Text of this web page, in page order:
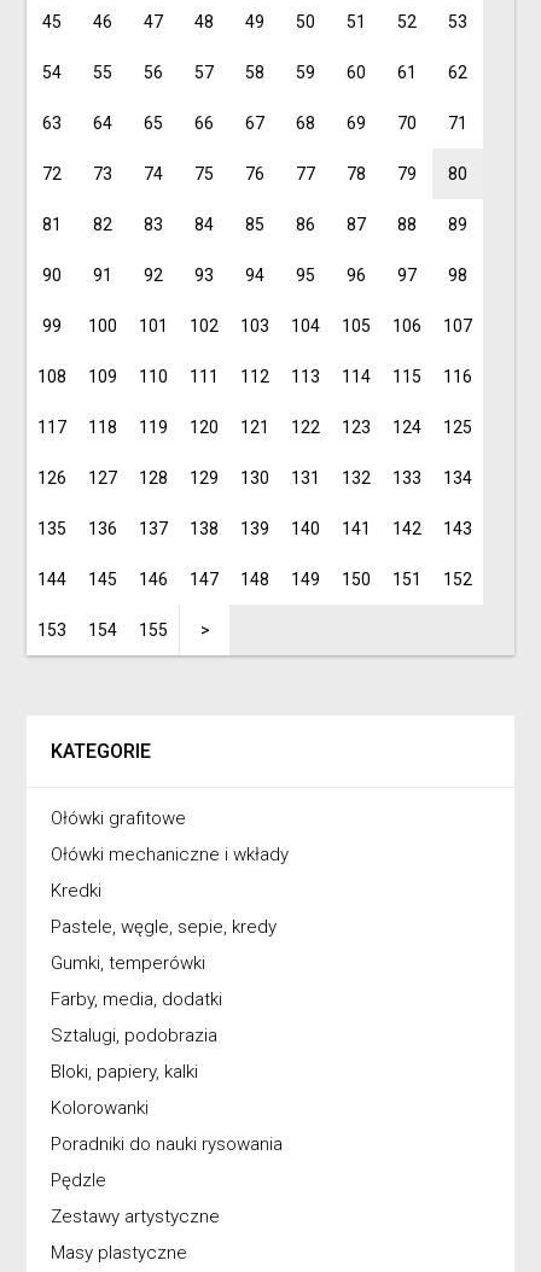
45 46 47 48 49 50 51 52 53
54 55 56 57 58 59 60 61 62
63 64 65 66 67 68 69 70 71
72 73 74 75 76 77 78 79 80
81 82 83 84 85 86 87 88 89
90 91 92 93 94 95 96 97 98
99 100 101 102 103 104 105 106 107
108 109 110 111 112 113 114 115 116
117 118 119 120 121 122 123 124 125
126 127 128 129 130 131 132 133 134
135 136 137 138 139 140 141 142 143
144 145 146 147 148 149 150 151 152
153 154 155 >
KATEGORIE
Ołówki grafitowe
Ołówki mechaniczne i wkłady
Kredki
Pastele, węgle, sepie, kredy
Gumki, temperówki
Farby, media, dodatki
Sztalugi, podobrazia
Bloki, papiery, kalki
Kolorowanki
Poradniki do nauki rysowania
Pędzle
Zestawy artystyczne
Masy plastyczne